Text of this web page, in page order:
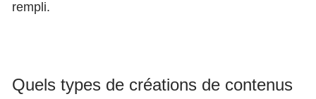
rempli.
Quels types de créations de contenus